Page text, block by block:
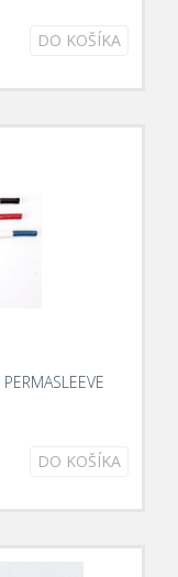
DO KOŠÍKA
DO KOŠÍKA